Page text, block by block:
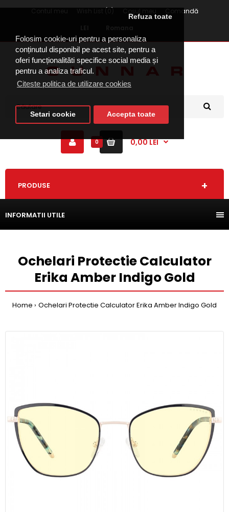
Folosim cookie-uri pentru a personaliza
conținutul disponibil pe acest site, pentru a
oferi funcționalităti specifice social media și
pentru a analiza traficul.
Citeste politica de utilizare cookies
Refuza toate
Setari cookie Accepta toate
Comandă
0 0,00 LEI
PRODUSE
INFORMATII UTILE
Ochelari Protectie Calculator
Erika Amber Indigo Gold
Home Ochelari Protectie Calculator Erika Amber Indigo Gold